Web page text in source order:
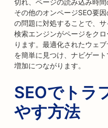
切れ、ページの読み込み時間
その他のオンページSEO要
の問題に対処することで、サ
検索エンジンがページをク
ります。最適化されたウェ
を簡単に見つけ、ナビゲー
増加につながります。
SEOでトラ
やす方法